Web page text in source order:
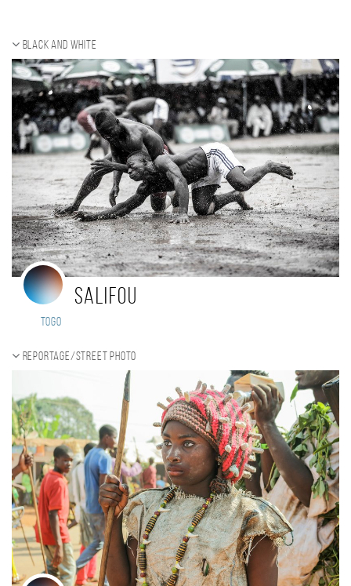
Black and white
SALIFOU
Togo
Reportage/Street photo